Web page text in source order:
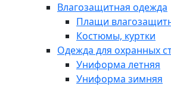
Влагозащитная одежда
Плащи
Костюмы, куртки
Одежда для охранных
Униформа летняя
Униформа зимняя